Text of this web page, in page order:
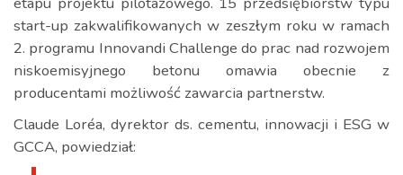
start-up zakwalifikowanych w zeszłym roku w ramach
2. programu Innovandi Challenge do prac nad rozwojem
niskoemisyjnego betonu omawia obecnie z
producentami możliwość zawarcia partnerstw.
Claude Loréa, dyrektor ds. cementu, innowacji i ESG w
GCCA, powiedział: